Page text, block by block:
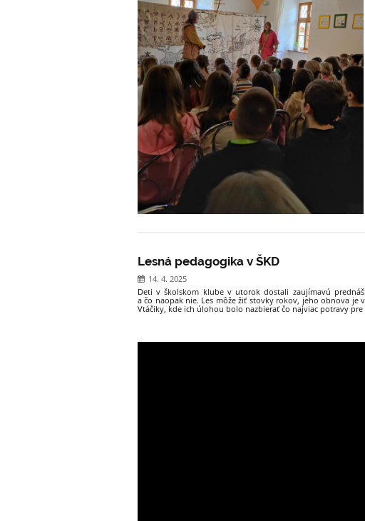
Lesná pedagogika v ŠKD
14. 4. 2025
Deti v školskom klube v utorok dostali zaujímavú
a čo naopak nie. Les môže žiť stovky rokov, jeho obnova je
Vtáčiky, kde ich úlohou bolo nazbierať čo najviac potravy pre